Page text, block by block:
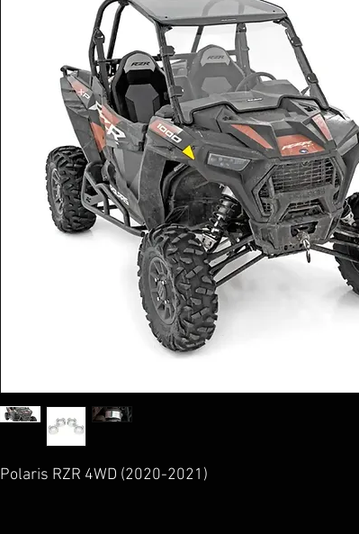
Polaris RZR 4WD (2020-2021)